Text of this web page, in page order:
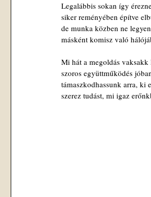
Legalábbis sokan így
siker reményében építve
de munka közben ne
másként komisz való
Mi hát a megoldás
szoros együttműködés
támaszkodhassunk arra, ki
szerez tudást, mi igaz